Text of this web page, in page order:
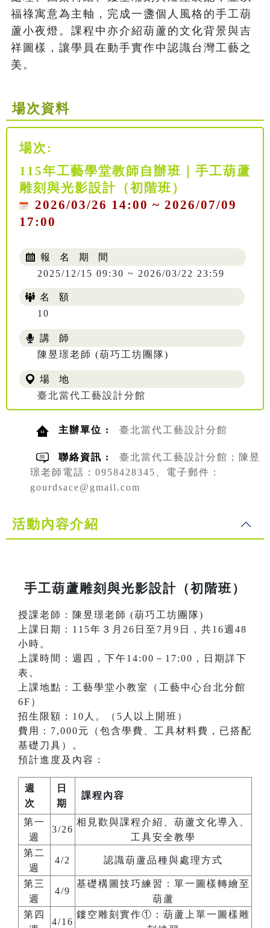
福祿寓意為主軸，完成一盞個人風格的手工葫
蘆小夜燈。課程中亦介紹葫蘆的文化背景與吉
祥圖樣，讓學員在動手實作中認識台灣工藝之
美。
場次資料
場次:
115年工藝學堂教師自辦班｜手工葫蘆
雕刻與光影設計（初階班）
2026/03/26 14:00 ~ 2026/07/09
17:00
報 名 期 間
2025/12/15 09:30 ~ 2026/03/22 23:59
名 額
10
講 師
陳昱璟老師 (葫巧工坊團隊)
場 地
臺北當代工藝設計分館
主辦單位 : 臺北當代工藝設計分館
聯絡資訊 :
臺北當代工藝設計分館；陳昱
璟老師電話：0958428345、電子郵件：
gourdsace@gmail.com
活動內容介紹
手工葫蘆雕刻與光影設計（初階班）
授課老師：陳昱璟老師 (葫巧工坊團隊)
上課日期：115年３月26日至7月9日，共16週48
小時。
上課時間：週四，下午14:00－17:00，日期詳下
表。
上課地點：工藝學堂小教室（工藝中心台北分館
6F）
招生限額：10人。（5人以上開班）
費用：7,000元（包含學費、工具材料費，已搭配
基礎刀具）。
預計進度及內容：
週
次
日
期
課程內容
第一
週
3/26
相見歡與課程介紹、葫蘆文化導入、
工具安全教學
第二
週
4/2 認識葫蘆品種與處理方式
第三
週
4/9
基礎構圖技巧練習：單一圖樣轉繪至
葫蘆
第四
4/16
鏤空雕刻實作①：葫蘆上單一圖樣雕